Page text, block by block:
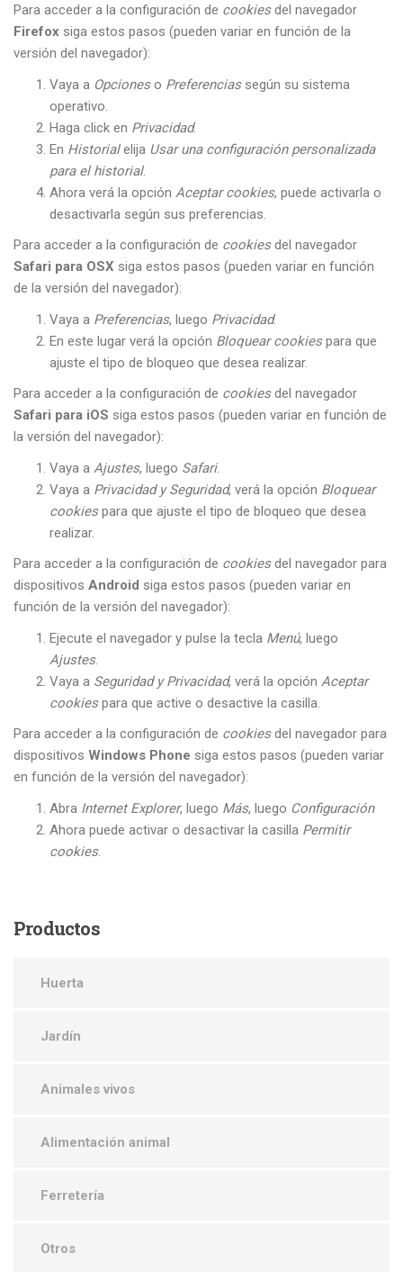
Para acceder a la configuración de cookiesdel navegador
Firefox siga estos pasos (pueden variar en función de la
versión del navegador):
Vaya a Opcioneso Preferenciassegún su sistema
operativo.
Haga click en Privacidad.
En Historialelija Usar una configuración personalizada
para el historial.
Ahora verá la opción Aceptar cookies, puede activarla o
desactivarla según sus preferencias.
Para acceder a la configuración de cookiesdel navegador
Safari para OSX siga estos pasos (pueden variar en función
de la versión del navegador):
Vaya a Preferencias, luego Privacidad.
En este lugar verá la opción Bloquear cookiespara que
ajuste el tipo de bloqueo que desea realizar.
Para acceder a la configuración de cookiesdel navegador
Safari para iOS siga estos pasos (pueden variar en función de
la versión del navegador):
Vaya a Ajustes, luego Safari.
Vaya a Privacidad y Seguridad, verá la opción Bloquear
cookiespara que ajuste el tipo de bloqueo que desea
realizar.
Para acceder a la configuración de cookiesdel navegador para
dispositivos Android siga estos pasos (pueden variar en
función de la versión del navegador):
Ejecute el navegador y pulse la tecla Menú, luego
Ajustes.
Vaya a Seguridad y Privacidad, verá la opción Aceptar
cookiespara que active o desactive la casilla.
Para acceder a la configuración de cookiesdel navegador para
dispositivos Windows Phone siga estos pasos (pueden variar
en función de la versión del navegador):
Abra Internet Explorer, luego Más, luego Configuración
Ahora puede activar o desactivar la casilla Permitir
cookies.
Productos
Huerta
Jardín
Animales vivos
Alimentación animal
Ferretería
Otros